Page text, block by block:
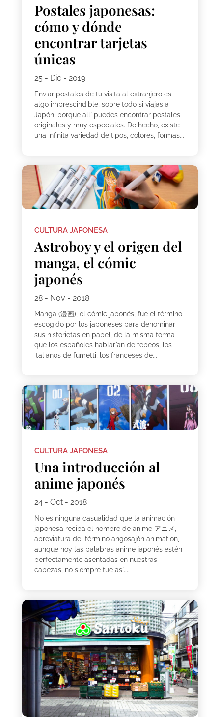
Postales japonesas:
cómo y dónde
encontrar tarjetas
únicas
25 - Dic - 2019
Enviar postales de tu visita al extranjero es
algo imprescindible, sobre todo si viajas a
Japón, porque allí puedes encontrar postales
originales y muy especiales. De hecho, existe
una infinita variedad de tipos, colores, formas...
CULTURA JAPONESA
Astroboy y el origen del
manga, el cómic
japonés
28 - Nov - 2018
Manga (漫画), el cómic japonés, fue el término
escogido por los japoneses para denominar
sus historietas en papel, de la misma forma
que los españoles hablarían de tebeos, los
italianos de fumetti, los franceses de...
CULTURA JAPONESA
Una introducción al
anime japonés
24 - Oct - 2018
No es ninguna casualidad que la animación
japonesa reciba el nombre de anime アニメ,
abreviatura del término angosajón animation,
aunque hoy las palabras anime japonés estén
perfectamente asentadas en nuestras
cabezas, no siempre fue así....